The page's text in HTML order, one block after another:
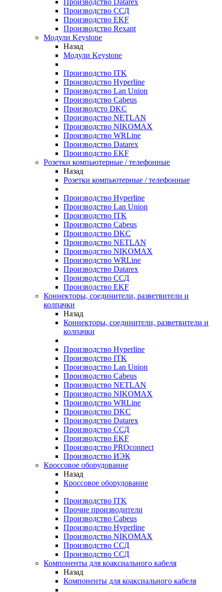
Производство Datarex
Производство ССД
Производство EKF
Производство Rexant
Модули Keystone
Назад
Модули Keystone
Производство ITK
Производство Hyperline
Производство Lan Union
Производство Cabeus
Производсто DKC
Производство NETLAN
Производство NIKOMAX
Производство WRLine
Производство Datarex
Производство EKF
Розетки компьютерные / телефонные
Назад
Розетки компьютерные / телефонные
Производство Hyperline
Производство Lan Union
Производство ITK
Производство Cabeus
Производство DKC
Производство NETLAN
Производство NIKOMAX
Производство WRLine
Производство Datarex
Производство ССД
Производство EKF
Коннекторы, соединители, разветвители и
колпачки
Назад
Коннекторы, соединители, разветвители и
колпачки
Производство Hyperline
Производство ITK
Производство Lan Union
Производство Cabeus
Производство NETLAN
Производство NIKOMAX
Производство WRLine
Производство DKC
Производство Datarex
Производство ССД
Производство EKF
Производство PROconnect
Производство ИЭК
Кроссовое оборудование
Назад
Кроссовое оборудование
Производство ITK
Прочие производители
Производство Cabeus
Производство Hyperline
Производство NIKOMAX
Производство ССД
Производство ССД
Компоненты для коаксиального кабеля
Назад
Компоненты для коаксиального кабеля